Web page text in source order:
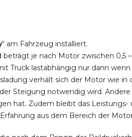
“ am Fahrzeug installiert.
je nach Motor zwischen 0,5
Truck lastabhängig nur dann
verhält sich der Motor wie in
Steigung notwendig wird.
hat. Zudem bleibt das
aus dem Bereich der